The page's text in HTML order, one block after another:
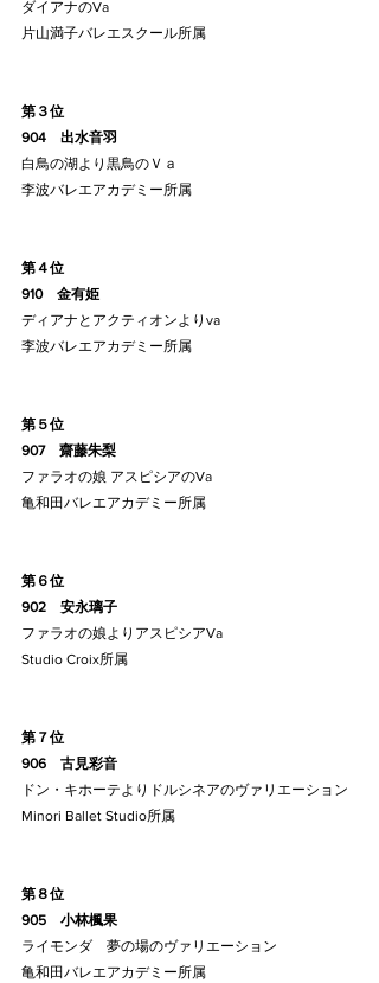
ダイアナのVa
片山満子バレエスクール所属
第３位
904    出水音羽
白鳥の湖より黒鳥のＶａ
李波バレエアカデミー所属
第４位
910    金有姫
ディアナとアクティオンよりva
李波バレエアカデミー所属
第５位
907    齋藤朱梨
ファラオの娘 アスピシアのVa
亀和田バレエアカデミー所属
第６位
902    安永璃子
ファラオの娘よりアスピシアVa
Studio Croix所属
第７位
906    古見彩音
ドン・キホーテよりドルシネアのヴァリエーション
Minori Ballet Studio所属
第８位
905    小林楓果
ライモンダ　夢の場のヴァリエーション
亀和田バレエアカデミー所属